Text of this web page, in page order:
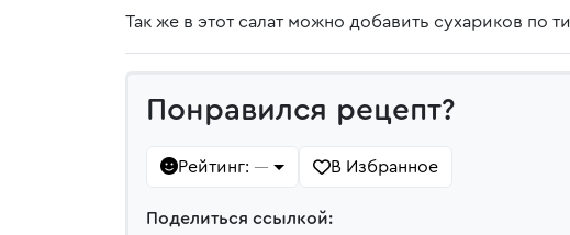
Так же в этот салат можно добавить сухариков по
Понравился рецепт?
Рейтинг: — В Избранное
Поделиться ссылкой: